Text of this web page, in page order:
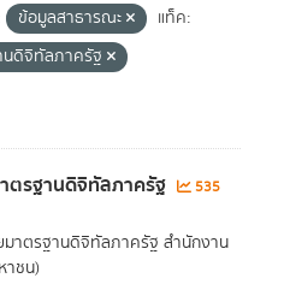
ข้อมูลสาธารณะ
แท็ค:
นดิจิทัลภาครัฐ
ตรฐานดิจิทัลภาครัฐ
535
าตรฐานดิจิทัลภาครัฐ สำนักงาน
ชน)